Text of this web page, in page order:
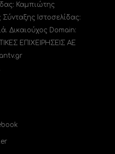
Καμπιώτης
Ιστοσελίδας:
Δικαιούχος Domain:
ΕΠΙΧΕΙΡΗΣΕΙΣ ΑΕ